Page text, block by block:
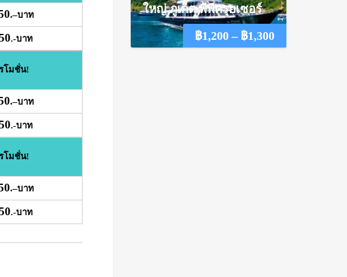
.–บาท
.-บาท
โมชั่น!
.–บาท
.-บาท
โมชั่น!
.–บาท
.-บาท
฿2,250
฿1,200 – ฿1,300Price
ใหญ่ ภูเก็ต พีพีครุยเซอร์